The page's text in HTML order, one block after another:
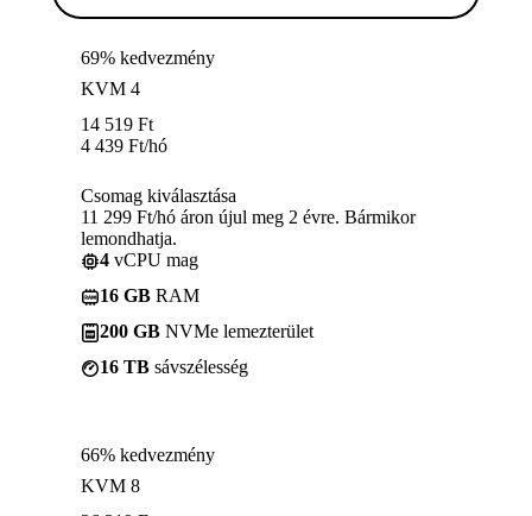
69% kedvezmény
KVM 4
14 519 Ft
4 439 Ft/hó
Csomag kiválasztása
11 299 Ft/hó áron újul meg 2 évre. Bármikor
lemondhatja.
4 vCPU mag
16 GB RAM
200 GB NVMe lemezterület
16 TB sávszélesség
66% kedvezmény
KVM 8